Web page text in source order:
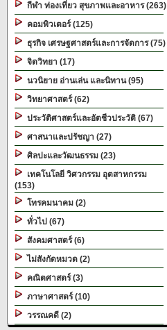
กีฬา ท่องเที่ยว สุขภาพและอาหาร (263)
คอมพิวเตอร์ (125)
ธุรกิจ เศรษฐศาสตร์และการจัดการ (75)
จิตวิทยา (17)
นวนิยาย อ่านเล่น และนิทาน (95)
วิทยาศาสตร์ (62)
ประวัติศาสตร์และอัตชีวประวัติ (67)
ศาสนาและปรัชญา (27)
ศิลปะและวัฒนธรรม (23)
เทคโนโลยี วิศวกรรม อุตสาหกรรม
(153)
โทรคมนาคม (2)
ทั่วไป (67)
สังคมศาสตร์ (6)
ไม่สังกัดหมวด (2)
คณิตศาสตร์ (3)
ภาษาศาสตร์ (10)
วรรณคดี (2)